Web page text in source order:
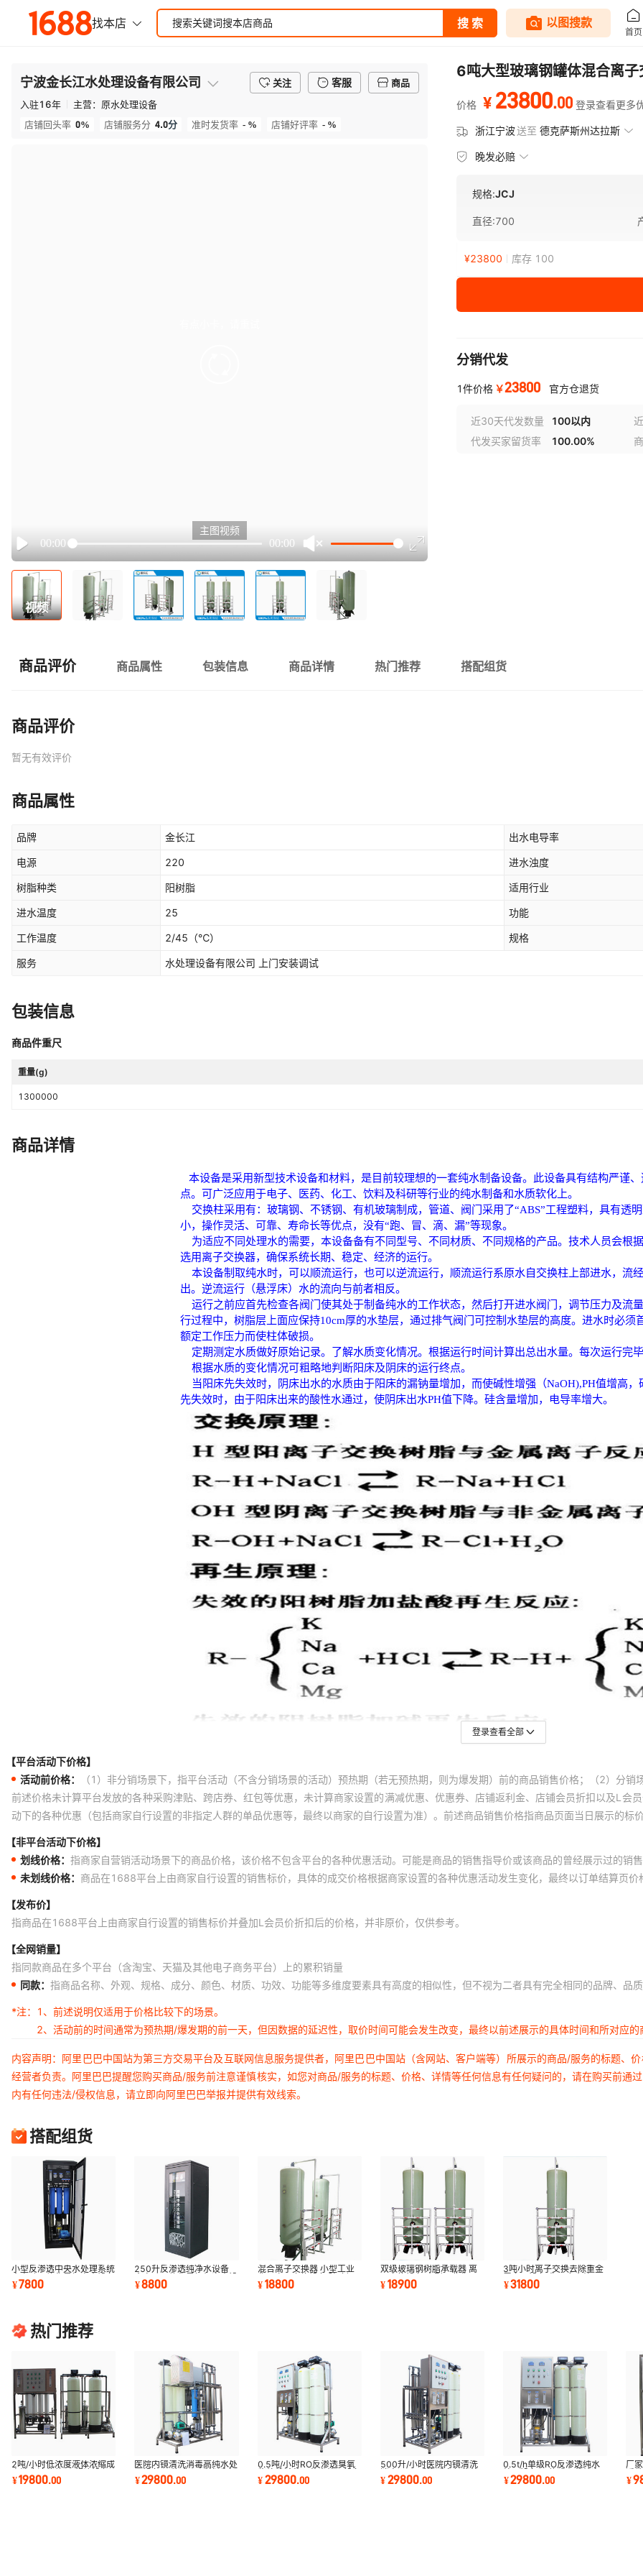
宁波金长江水处理设备有限公司 关注 客服
商品
入驻16年 主营： 原水处理设备
店铺回头率 0% 店铺服务分 4.0分 准时发货率 - % 店铺好评率 - %
Play
00:00 00:00
主图视频
视频
6吨大型玻璃钢罐体混合离
价格 ¥ 23800.00 登录查看更多
浙江宁波送至 德克萨斯州达拉斯
晚发必赔
规格:JCJ
直径:700
¥23800 库存 100
分销代发
1件价格 ￥23800 官方仓退货
近30天代发数量 100以内
代发买家留货率
100.00%
商品评价 商品属性 包装信息 商品详情 热门推荐 搭配组货
商品评价
暂无有效评价
商品属性
品牌 金长江 出水电导率
电源 220 进水浊度
树脂种类 阳树脂 适用行业
进水温度 25 功能
工作温度 2/45 （℃） 规格
服务 水处理设备有限公司 上门安装调试
包装信息
商品件重尺
重量(g)
1300000
商品详情
登录查看全部
【平台活动下价格】
活动前价格：
（1）非分销场景下，指平台活动（不含分销场景的活动）预热期（若无预热期，则为爆发期）前的商品销售价格；（2）分
前述价格未计算平台发放的各种采购津贴、跨店券、红包等优惠，未计算商家设置的满减优惠、优惠券、店铺返利金、店铺会员折扣以及L会
动下的各种优惠（包括商家自行设置的非指定人群的单品优惠等，最终以商家的自行设置为准）。前述商品销售价格指商品页面当日展示的
【非平台活动下价格】
划线价格： 指商家自营销活动场景下的商品价格，该价格不包含平台的各种优惠活动。可能是商品的销售指导价或该商品的曾经展示过的销
未划线价格： 商品在1688平台上由商家自行设置的销售标价，具体的成交价格根据商家设置的各种优惠活动发生变化，最终以订单结算页价
【发布价】
指商品在1688平台上由商家自行设置的销售标价并叠加L会员价折扣后的价格，并非原价，仅供参考。
【全网销量】
指同款商品在多个平台（含淘宝、天猫及其他电子商务平台）上的累积销量
同款： 指商品名称、外观、规格、成分、颜色、材质、功效、功能等多维度要素具有高度的相似性，但不视为二者具有完全相同的品牌、品
*注：
1、前述说明仅适用于价格比较下的场景。
2、活动前的时间通常为预热期/爆发期的前一天，但因数据的延迟性，取价时间可能会发生改变，最终以前述展示的具体时间和所对应的
内容声明：阿里巴巴中国站为第三方交易平台及互联网信息服务提供者，阿里巴巴中国站（含网站、客户端等）所展示的商品/服务的标题、
经营者负责。阿里巴巴提醒您购买商品/服务前注意谨慎核实，如您对商品/服务的标题、价格、详情等任何信息有任何疑问的，请在购买前通
内有任何违法/侵权信息，请立即向阿里巴巴举报并提供有效线索。
搭配组货
小型反渗透中央水处理系统
全自动一体化黑柜净水设备
商用纯水机
¥7800
250升反渗透纯净水设备
全自动一体化黑柜机净水设
备 商用纯水机
¥8800
混合离子交换器 小型工业
化工离子交换设备 玻璃钢
离子交换柱
¥18800
双级玻璃钢树脂承载器 离
子交换设备 大型工业化工
离子交换器
¥18900
3吨小时离子交换去除重金
属离子设备 化工废水处理
离子交换树脂柱
¥31800
热门推荐
2吨/小时低浓度液体浓缩成
高浓度液体的UF超滤设备
¥19800.00
医院内镜清洗消毒高纯水处
理设备 一体式RO反渗透臭
氧紫外纯水机
¥29800.00
0.5吨/小时RO反渗透臭氧
紫外线杀菌无菌水处理设备
一体式全自动
¥29800.00
500升/小时医院内镜清洗
消毒用RO反渗透臭氧紫外
杀菌水处理设备
¥29800.00
0.5t/h单级RO反渗透纯水
处理设备 一体式无菌纯净
水制取设备
¥29800.00
厂
透
¥